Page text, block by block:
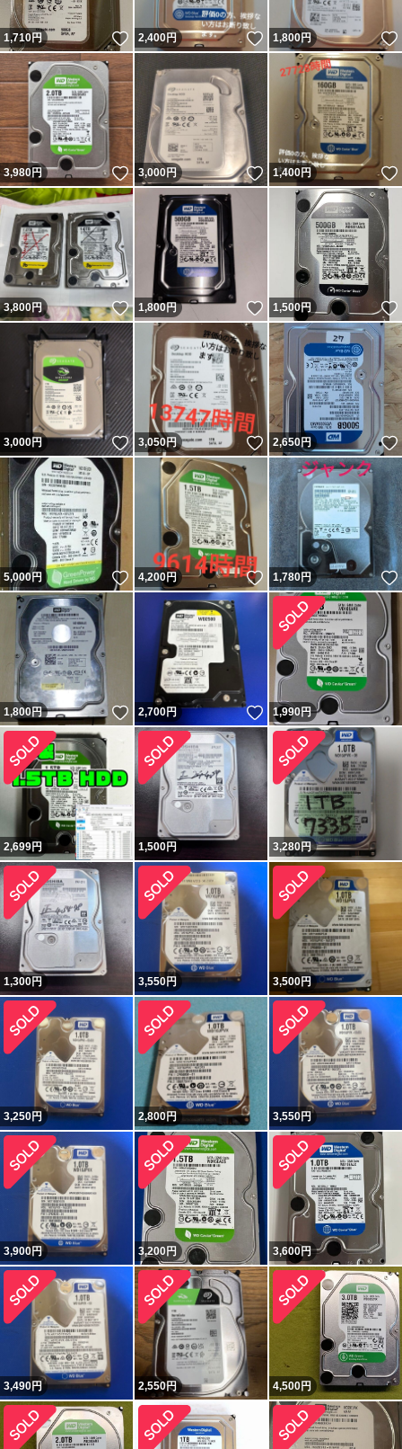
1,710円 いいね！
2,400円 いいね！
1,800円
3,980円 いいね！
3,000円 いいね！
1,400円
3,800円 いいね！
1,800円 いいね！
1,500円
3,000円 いいね！
3,050円 いいね！
2,650円
5,000円 いいね！
4,200円 いいね！
1,780円
1,800円 いいね！
2,700円 いいね！
1,990円
2,699円 1,500円 3,280円
1,300円 3,550円 3,500円
3,250円 2,800円 3,550円
3,900円 3,200円 3,600円
3,490円 2,550円 4,500円